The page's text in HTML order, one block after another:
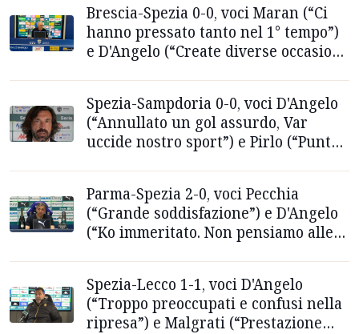
Brescia-Spezia 0-0, voci Maran (“Ci
hanno pressato tanto nel 1° tempo”)
e D'Angelo (“Create diverse occasioni
Spezia-Sampdoria 0-0, voci D'Angelo
(“Annullato un gol assurdo, Var
uccide nostro sport”) e Pirlo (“Punto
Parma-Spezia 2-0, voci Pecchia
(“Grande soddisfazione”) e D'Angelo
(“Ko immeritato. Non pensiamo alle
Spezia-Lecco 1-1, voci D'Angelo
(“Troppo preoccupati e confusi nella
ripresa”) e Malgrati (“Prestazione